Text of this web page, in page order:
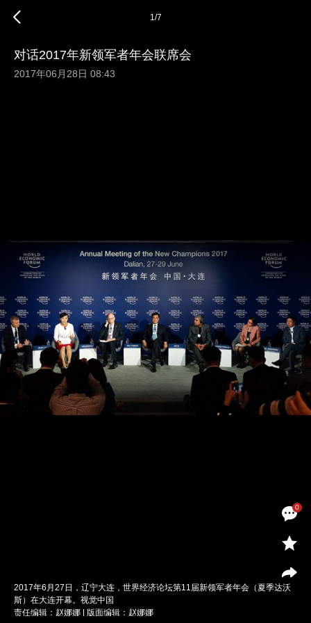
0
1/7
对话2017年新领军者年会联席会
2017年06月28日 08:43
2017年6月27日，辽宁大连，世界经济论坛第11届新领军者年会（夏季达沃
斯）在大连开幕。视觉中国
责任编辑：赵娜娜 | 版面编辑：赵娜娜